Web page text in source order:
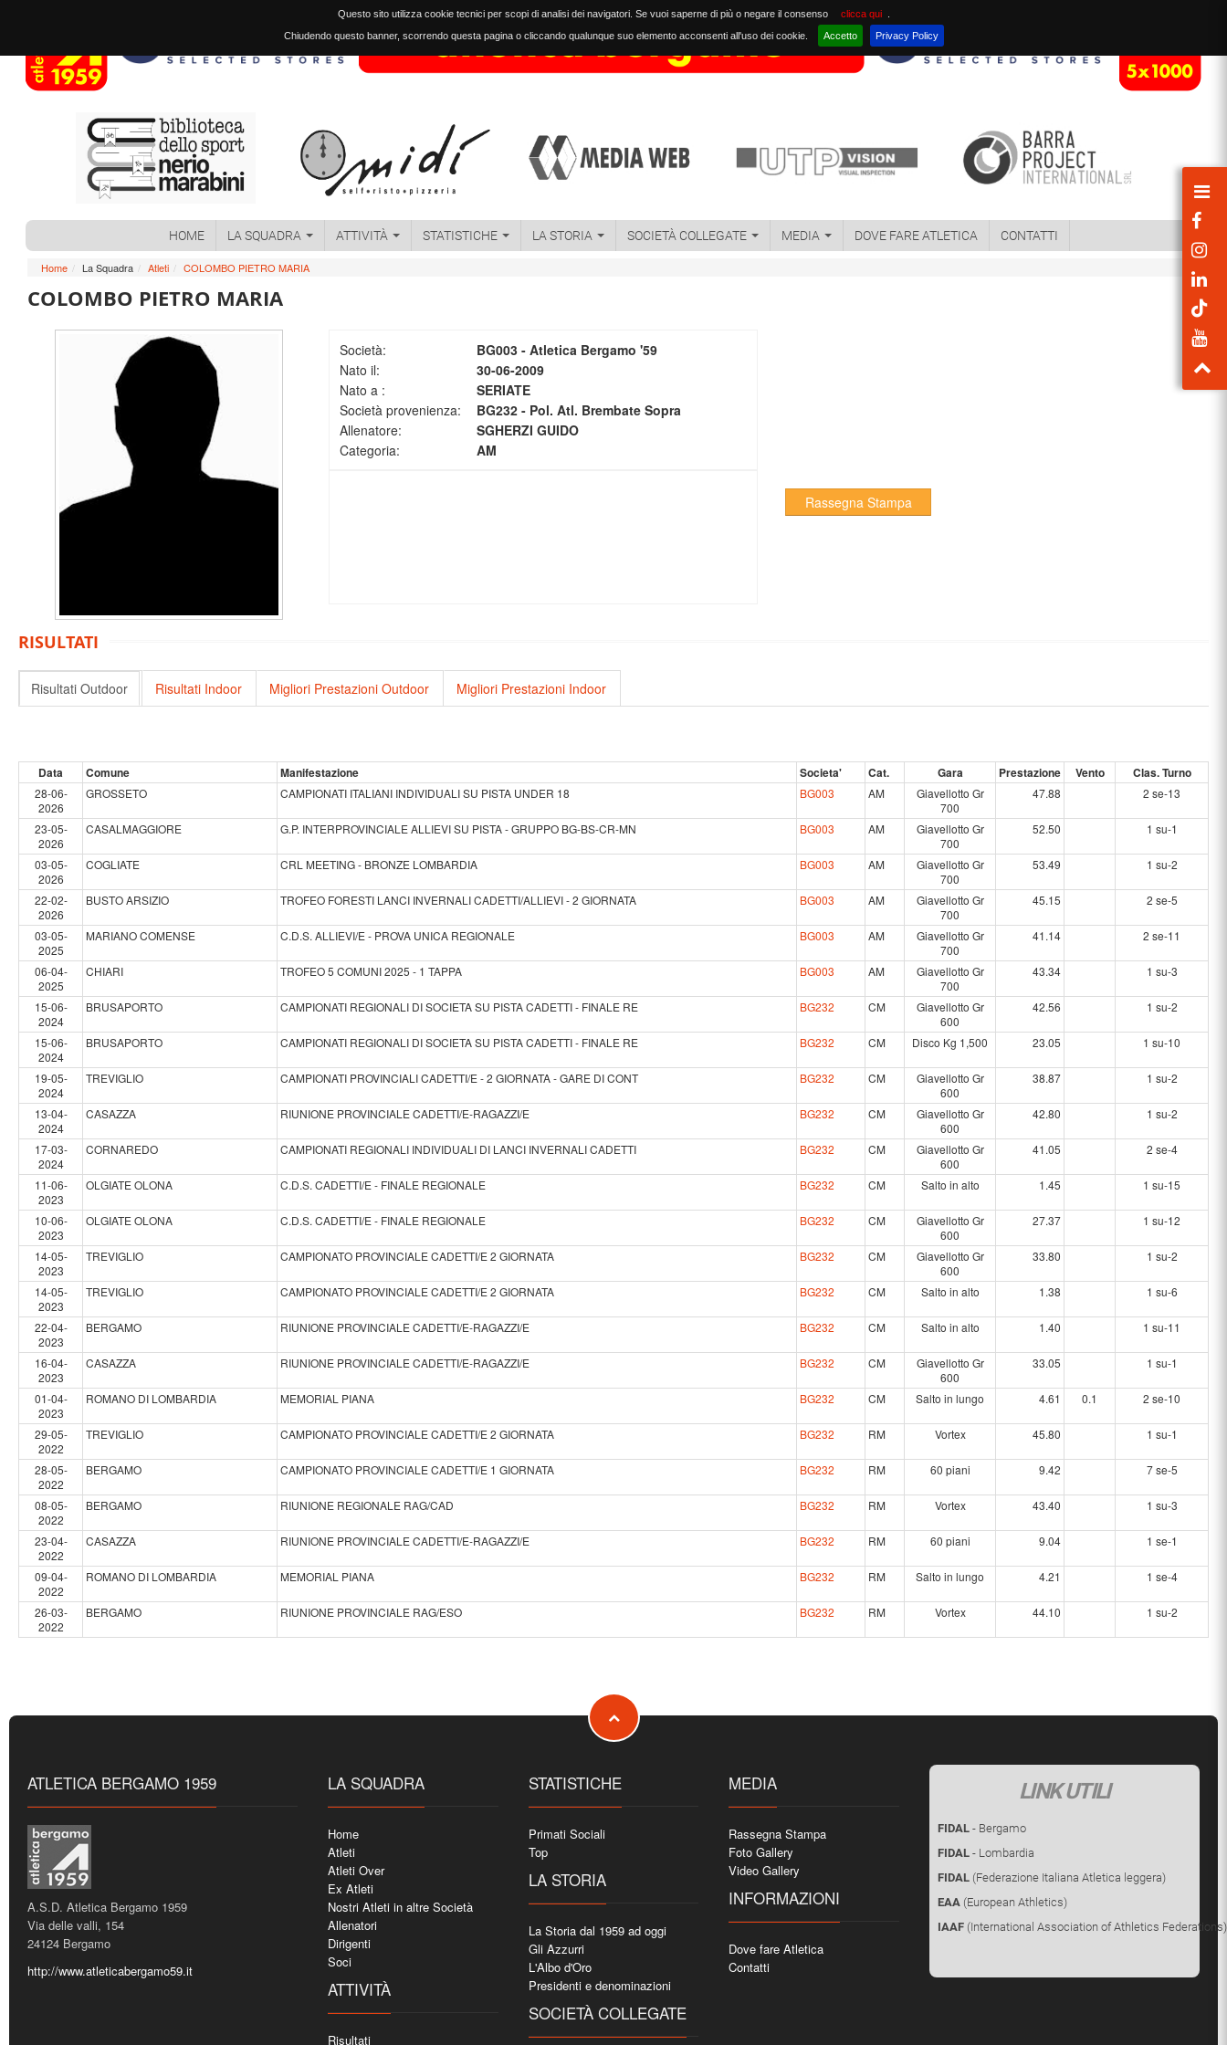
Questo sito utilizza cookie tecnici per scopi di analisi dei navigatori. Se vuoi saperne di più o negare il consenso clicca qui
Chiudendo questo banner, scorrendo questa pagina o cliccando qualunque suo elemento acconsenti all'uso dei cookie.
Accetto Privacy Policy
HOME LA SQUADRA ATTIVITÀ STATISTICHE LA STORIA SOCIETÀ COLLEGATE MEDIA DOVE FARE ATLETICA CONTATTI
Home / La Squadra / Atleti / COLOMBO PIETRO MARIA
COLOMBO PIETRO MARIA
Società:
BG003 - Atletica Bergamo '59
Nato il:
30-06-2009
Nato a :
SERIATE
Società provenienza:
BG232 - Pol. Atl. Brembate Sopra
Allenatore:
SGHERZI GUIDO
Categoria:
AM
Rassegna Stampa
RISULTATI
Risultati Outdoor Risultati Indoor Migliori Prestazioni Outdoor Migliori Prestazioni Indoor
Data Comune Manifestazione Societa' Cat. Gara Prestazione Vento Clas. Turno
28-06-
2026
GROSSETO CAMPIONATI ITALIANI INDIVIDUALI SU PISTA UNDER 18 BG003 AM
Giavellotto Gr
700
47.88 2 se-13
23-05-
2026
CASALMAGGIORE G.P. INTERPROVINCIALE ALLIEVI SU PISTA - GRUPPO BG-BS-CR-MN BG003 AM
Giavellotto Gr
700
52.50 1 su-1
03-05-
2026
COGLIATE CRL MEETING - BRONZE LOMBARDIA BG003 AM
Giavellotto Gr
700
53.49 1 su-2
22-02-
2026
BUSTO ARSIZIO TROFEO FORESTI LANCI INVERNALI CADETTI/ALLIEVI - 2 GIORNATA BG003 AM
Giavellotto Gr
700
45.15 2 se-5
03-05-
2025
MARIANO COMENSE C.D.S. ALLIEVI/E - PROVA UNICA REGIONALE BG003 AM
Giavellotto Gr
700
41.14 2 se-11
06-04-
2025
CHIARI TROFEO 5 COMUNI 2025 - 1 TAPPA BG003 AM
Giavellotto Gr
700
43.34 1 su-3
15-06-
2024
BRUSAPORTO CAMPIONATI REGIONALI DI SOCIETA SU PISTA CADETTI - FINALE RE BG232 CM
Giavellotto Gr
600
42.56 1 su-2
15-06-
2024
BRUSAPORTO CAMPIONATI REGIONALI DI SOCIETA SU PISTA CADETTI - FINALE RE BG232 CM Disco Kg 1,500 23.05 1 su-10
19-05-
2024
TREVIGLIO CAMPIONATI PROVINCIALI CADETTI/E - 2 GIORNATA - GARE DI CONT BG232 CM
Giavellotto Gr
600
38.87 1 su-2
13-04-
2024
CASAZZA RIUNIONE PROVINCIALE CADETTI/E-RAGAZZI/E BG232 CM
Giavellotto Gr
600
42.80 1 su-2
17-03-
2024
CORNAREDO CAMPIONATI REGIONALI INDIVIDUALI DI LANCI INVERNALI CADETTI BG232 CM
Giavellotto Gr
600
41.05 2 se-4
11-06-
2023
OLGIATE OLONA C.D.S. CADETTI/E - FINALE REGIONALE BG232 CM Salto in alto 1.45 1 su-15
10-06-
2023
OLGIATE OLONA C.D.S. CADETTI/E - FINALE REGIONALE BG232 CM
Giavellotto Gr
600
27.37 1 su-12
14-05-
2023
TREVIGLIO CAMPIONATO PROVINCIALE CADETTI/E 2 GIORNATA BG232 CM
Giavellotto Gr
600
33.80 1 su-2
14-05-
2023
TREVIGLIO CAMPIONATO PROVINCIALE CADETTI/E 2 GIORNATA BG232 CM Salto in alto 1.38 1 su-6
22-04-
2023
BERGAMO RIUNIONE PROVINCIALE CADETTI/E-RAGAZZI/E BG232 CM Salto in alto 1.40 1 su-11
16-04-
2023
CASAZZA RIUNIONE PROVINCIALE CADETTI/E-RAGAZZI/E BG232 CM
Giavellotto Gr
600
33.05 1 su-1
01-04-
2023
ROMANO DI LOMBARDIA MEMORIAL PIANA BG232 CM Salto in lungo 4.61 0.1 2 se-10
29-05-
2022
TREVIGLIO CAMPIONATO PROVINCIALE CADETTI/E 2 GIORNATA BG232 RM Vortex 45.80 1 su-1
28-05-
2022
BERGAMO CAMPIONATO PROVINCIALE CADETTI/E 1 GIORNATA BG232 RM 60 piani 9.42 7 se-5
08-05-
2022
BERGAMO RIUNIONE REGIONALE RAG/CAD BG232 RM Vortex 43.40 1 su-3
23-04-
2022
CASAZZA RIUNIONE PROVINCIALE CADETTI/E-RAGAZZI/E BG232 RM 60 piani 9.04 1 se-1
09-04-
2022
ROMANO DI LOMBARDIA MEMORIAL PIANA BG232 RM Salto in lungo 4.21 1 se-4
26-03-
2022
BERGAMO RIUNIONE PROVINCIALE RAG/ESO BG232 RM Vortex 44.10 1 su-2
ATLETICA BERGAMO 1959
A.S.D. Atletica Bergamo 1959
Via delle valli, 154
24124 Bergamo
http://www.atleticabergamo59.it
LA SQUADRA
Home
Atleti
Atleti Over
Ex Atleti
Nostri Atleti in altre Società
Allenatori
Dirigenti
Soci
ATTIVITÀ
Risultati
STATISTICHE
Primati Sociali
Top
LA STORIA
La Storia dal 1959 ad oggi
Gli Azzurri
L'Albo d'Oro
Presidenti e denominazioni
SOCIETÀ COLLEGATE
MEDIA
Rassegna Stampa
Foto Gallery
Video Gallery
INFORMAZIONI
Dove fare Atletica
Contatti
LINK UTILI
FIDAL- Bergamo
FIDAL- Lombardia
FIDAL(Federazione Italiana Atletica leggera)
EAA (European Athletics)
IAAF(International Association of Athletics Federations)